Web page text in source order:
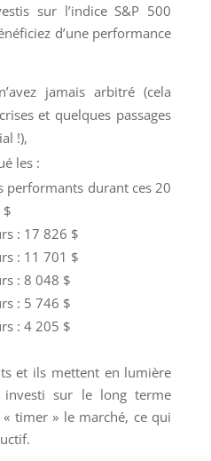
sur l’indice S&P 500
d’une performance
jamais arbitré (cela
et quelques passages
!),
les :
performants durant ces 20
$
: 17 826 $
: 11 701 $
: 8 048 $
: 5 746 $
: 4 205 $
et ils mettent en lumière
investi sur le long terme
timer » le marché, ce qui